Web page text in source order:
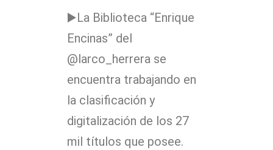
▶️La Biblioteca “Enrique
Encinas” del
@larco_herrera se
encuentra trabajando en
la clasificación y
digitalización de los 27
mil títulos que posee.